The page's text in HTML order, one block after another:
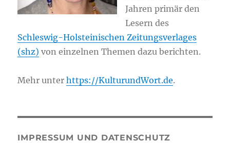
Jahren primär den
Lesern des
Schleswig-Holsteinischen Zeitungsverlages
(shz) von einzelnen Themen dazu berichten.
Mehr unterhttps://KulturundWort.de.
IMPRESSUM UND DATENSCHUTZ